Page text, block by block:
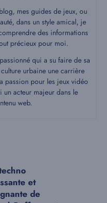
mes guides de jeux, ou
dans un style amical, je
des informations
précieux pour moi.
qui a su faire de sa
urbaine une carrière
passion pour les jeux vidéo
acteur majeur dans le
web.
et
de